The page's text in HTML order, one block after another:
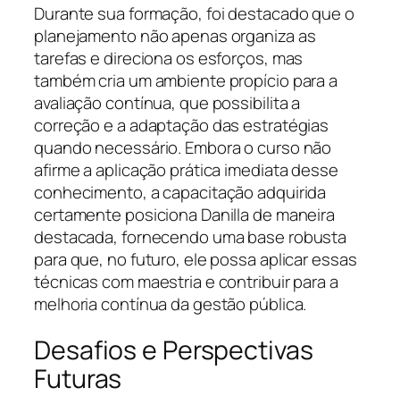
Durante sua formação, foi destacado que o
planejamento não apenas organiza as
tarefas e direciona os esforços, mas
também cria um ambiente propício para a
avaliação contínua, que possibilita a
correção e a adaptação das estratégias
quando necessário. Embora o curso não
afirme a aplicação prática imediata desse
conhecimento, a capacitação adquirida
certamente posiciona Danilla de maneira
destacada, fornecendo uma base robusta
para que, no futuro, ele possa aplicar essas
técnicas com maestria e contribuir para a
melhoria contínua da gestão pública.
Desafios e Perspectivas
Futuras